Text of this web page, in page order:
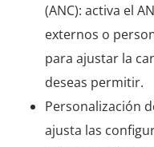
(ANC): activa el
externos o
para ajustar la
deseas permitir.
Personalización
ajusta las